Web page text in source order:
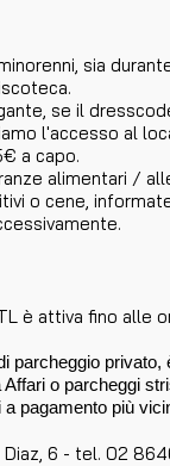
sia
se il
l'accesso al
a capo.
alimentari /
o cene,
è attiva fino alle
parcheggio privato,
o parcheggi
pagamento più
Diaz, 6 - tel. 02